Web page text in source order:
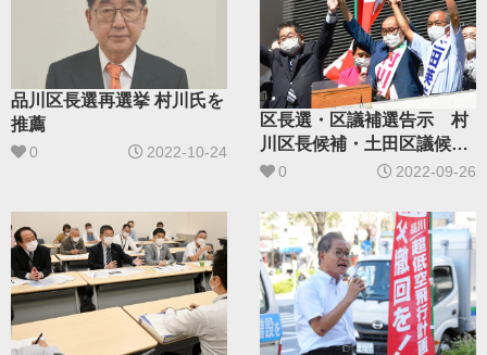
品川区長選再選挙 村川氏を
推薦
0 2022-10-24
区長選・区議補選告示 村
川区長候補・土田区議候補
が訴え 東京
0 2022-09-26